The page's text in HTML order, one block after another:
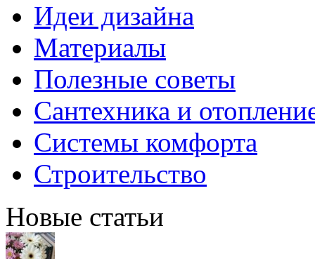
Идеи дизайна
Материалы
Полезные советы
Сантехника и
Системы комфорта
Строительство
Новые статьи